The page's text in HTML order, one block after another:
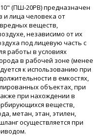
(ПШ-20РВ) предназначен
и лица человека от
веществ,
независимо от их
под лицевую часть с
работы в условиях
в рабочей зоне (менее
к использованию при
в емкостях,
объектах, при
при нахождении в
веществ,
метан, этан, этилен,
осуществляется при